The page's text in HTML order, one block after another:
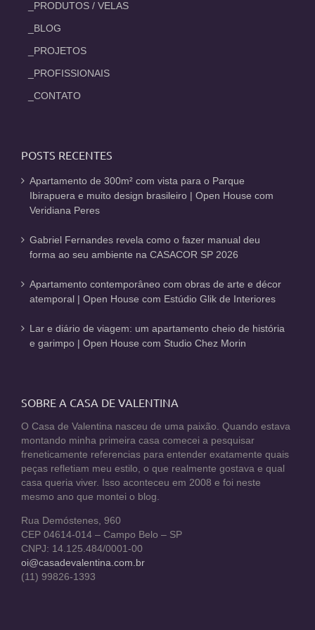
_PRODUTOS / VELAS
_BLOG
_PROJETOS
_PROFISSIONAIS
_CONTATO
POSTS RECENTES
Apartamento de 300m² com vista para o Parque
Ibirapuera e muito design brasileiro | Open House com
Veridiana Peres
Gabriel Fernandes revela como o fazer manual deu
forma ao seu ambiente na CASACOR SP 2026
Apartamento contemporâneo com obras de arte e décor
atemporal | Open House com Estúdio Glik de Interiores
Lar e diário de viagem: um apartamento cheio de história
e garimpo | Open House com Studio Chez Morin
SOBRE A CASA DE VALENTINA
O Casa de Valentina nasceu de uma paixão. Quando estava
montando minha primeira casa comecei a pesquisar
freneticamente referencias para entender exatamente quais
peças refletiam meu estilo, o que realmente gostava e qual
casa queria viver. Isso aconteceu em 2008 e foi neste
mesmo ano que montei o blog.
Rua Demóstenes, 960
CEP 04614-014 – Campo Belo – SP
CNPJ: 14.125.484/0001-00
oi@casadevalentina.com.br
(11) 99826-1393